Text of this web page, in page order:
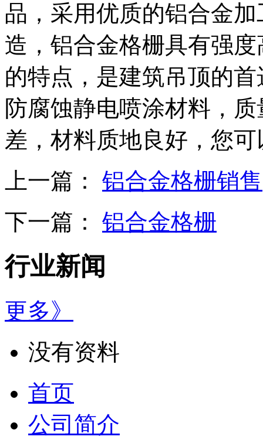
品，采用优质的铝合金
造，铝合金格栅具有强
的特点，是建筑吊顶的
防腐蚀静电喷涂材料，
差，材料质地良好，您
上一篇： 铝合金格栅销售
下一篇： 铝合金格栅
行业新闻
更多》
没有资料
首页
公司简介